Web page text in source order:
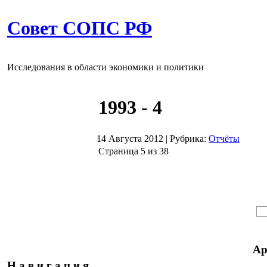
Совет СОПС РФ
Исследования в области экономики и политики
1993 - 4
14 Августа 2012 | Рубрика: Отчёты
Страница 5 из 38